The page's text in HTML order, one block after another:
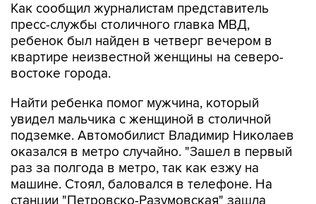
Как сообщил журналистам представитель
пресс-службы столичного главка МВД,
ребенок был найден в четверг вечером в
квартире неизвестной женщины на северо-
востоке города.
Найти ребенка помог мужчина, который
увидел мальчика с женщиной в столичной
подземке. Автомобилист Владимир Николаев
оказался в метро случайно. "Зашел в первый
раз за полгода в метро, так как езжу на
машине. Стоял, баловался в телефоне. На